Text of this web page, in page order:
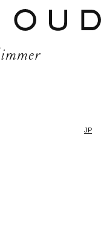
JP